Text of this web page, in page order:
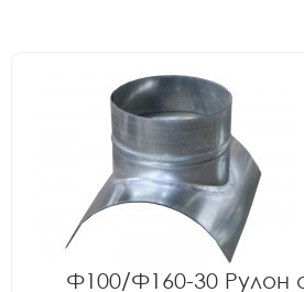
Ф100/Ф160-30 Рулон